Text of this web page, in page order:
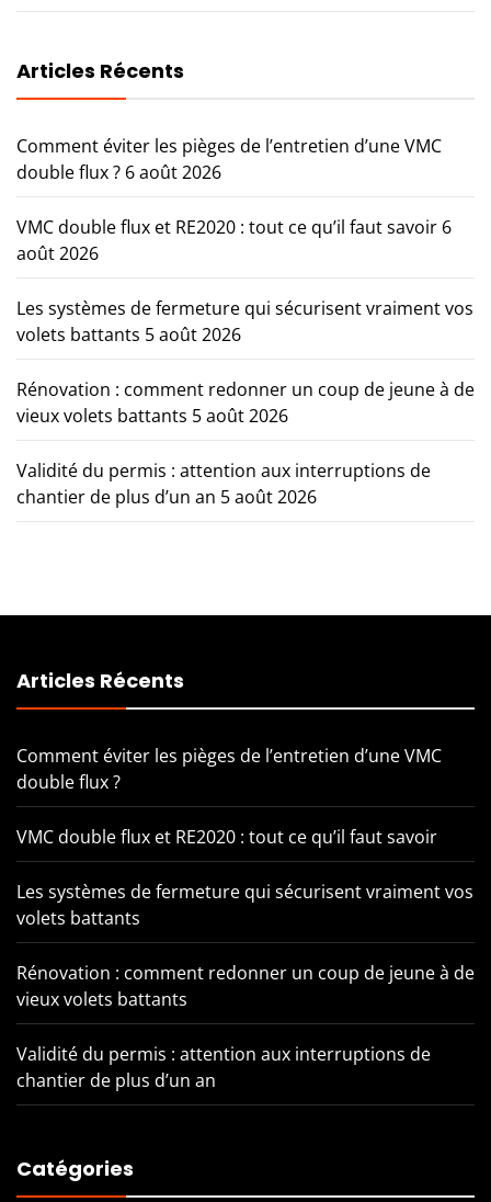
Articles Récents
Comment éviter les pièges de l’entretien d’une VMC
double flux ? 6 août 2026
VMC double flux et RE2020 : tout ce qu’il faut savoir 6
août 2026
Les systèmes de fermeture qui sécurisent vraiment vos
volets battants 5 août 2026
Rénovation : comment redonner un coup de jeune à de
vieux volets battants 5 août 2026
Validité du permis : attention aux interruptions de
chantier de plus d’un an 5 août 2026
Articles Récents
Comment éviter les pièges de l’entretien d’une VMC
double flux ?
VMC double flux et RE2020 : tout ce qu’il faut savoir
Les systèmes de fermeture qui sécurisent vraiment vos
volets battants
Rénovation : comment redonner un coup de jeune à de
vieux volets battants
Validité du permis : attention aux interruptions de
chantier de plus d’un an
Catégories